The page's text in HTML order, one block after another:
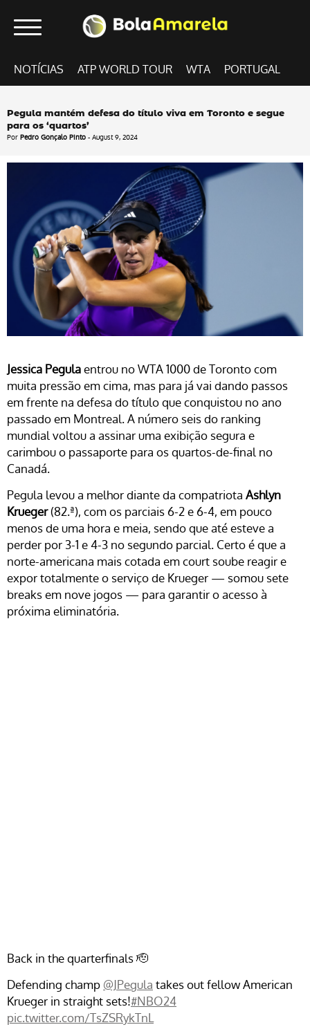
NOTÍCIAS ATP WORLD TOUR WTA PORTUGAL
Pegula mantém defesa do título viva em Toronto e segue
para os ‘quartos’
Por Pedro Gonçalo Pinto - August 9, 2024
Jessica Pegulaentrou no WTA 1000 de Toronto com
muita pressão em cima, mas para já vai dando passos
em frente na defesa do título que conquistou no ano
passado em Montreal. A número seis do ranking
mundial voltou a assinar uma exibição segura e
carimbou o passaporte para os quartos-de-final no
Canadá.
Pegula levou a melhor diante da compatriota Ashlyn
Krueger(82.ª), com os parciais 6-2 e 6-4, em pouco
menos de uma hora e meia, sendo que até esteve a
perder por 3-1 e 4-3 no segundo parcial. Certo é que a
norte-americana mais cotada em court soube reagir e
expor totalmente o serviço de Krueger — somou sete
breaks em nove jogos — para garantir o acesso à
próxima eliminatória.
Back in the quarterfinals 🫡
Defending champ @JPegula takes out fellow American
Krueger in straight sets!#NBO24
pic.twitter.com/TsZSRykTnL